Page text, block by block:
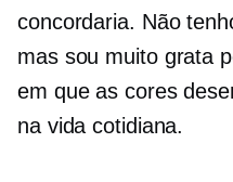
concordaria. Não
mas sou muito grata
em que as cores
na vida cotidiana.